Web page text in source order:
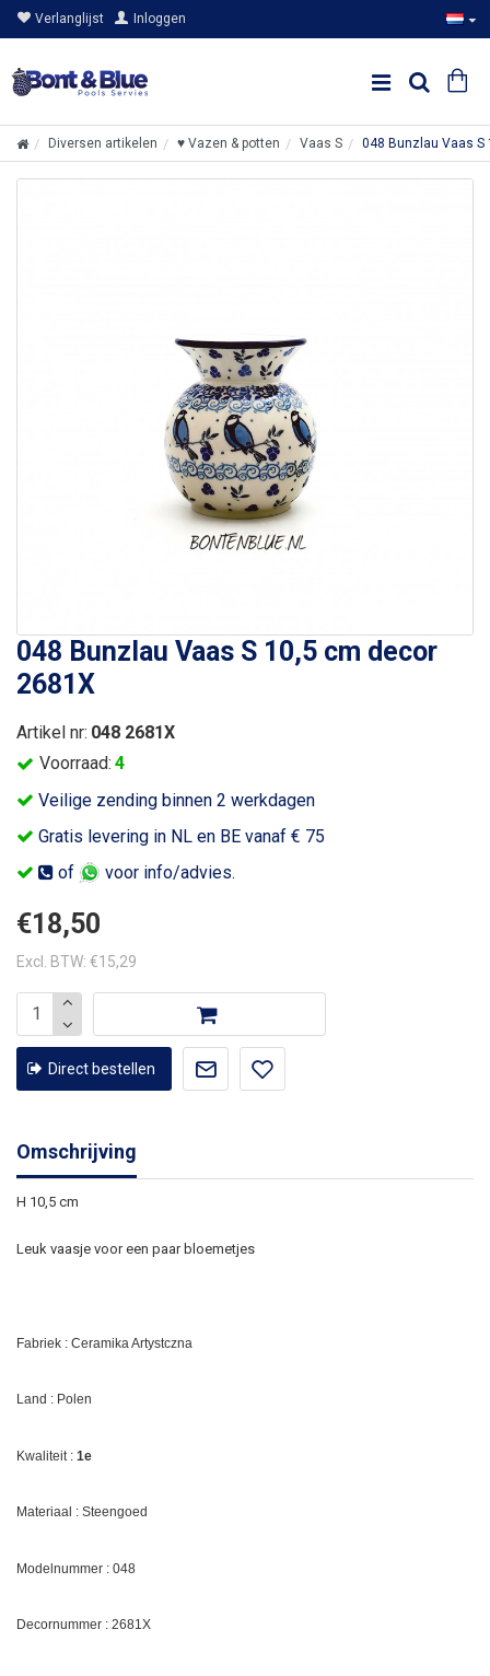
Verlanglijst Inloggen
Diversen artikelen ♥ Vazen & potten Vaas S 048 Bunzlau Vaas
048 Bunzlau Vaas S 10,5 cm decor
2681X
Veilige zending binnen 2 werkdagen
Gratis levering in NL en BE vanaf € 75
of
voor info/advies.
Voorraad: 4
Artikel nr: 048 2681X
€18,50
Excl. BTW: €15,29
Direct bestellen
Omschrijving
H 10,5 cm
Leuk vaasje voor een paar bloemetjes
Fabriek : Ceramika Artystczna
Land : Polen
Kwaliteit : 1e
Materiaal : Steengoed
Modelnummer : 048
Decornummer : 2681X